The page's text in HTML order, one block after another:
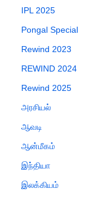
IPL 2025
Pongal Special
Rewind 2023
REWIND 2024
Rewind 2025
அரசியல்
ஆவடி
ஆன்மீகம்
இந்தியா
இலக்கியம்